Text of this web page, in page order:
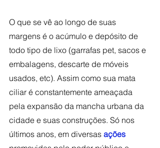
O que se vê ao longo de suas
margens é o acúmulo e depósito de
todo tipo de lixo (garrafas pet, sacos e
embalagens, descarte de móveis
usados, etc). Assim como sua mata
ciliar é constantemente ameaçada
pela expansão da mancha urbana da
cidade e suas construções. Só nos
últimos anos, em diversas ações